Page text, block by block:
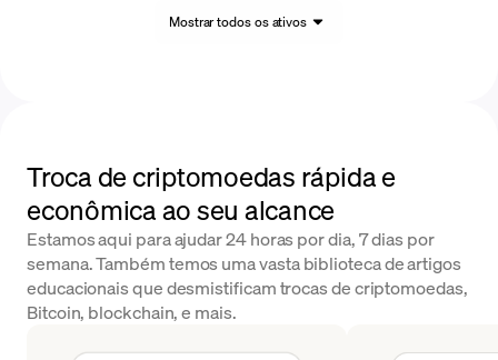
Mostrar todos os ativos
Troca de criptomoedas rápida e
econômica ao seu alcance
Estamos aqui para ajudar 24 horas por dia, 7 dias por
semana. Também temos uma vasta biblioteca de artigos
educacionais que desmistificam trocas de criptomoedas,
Bitcoin, blockchain, e mais.